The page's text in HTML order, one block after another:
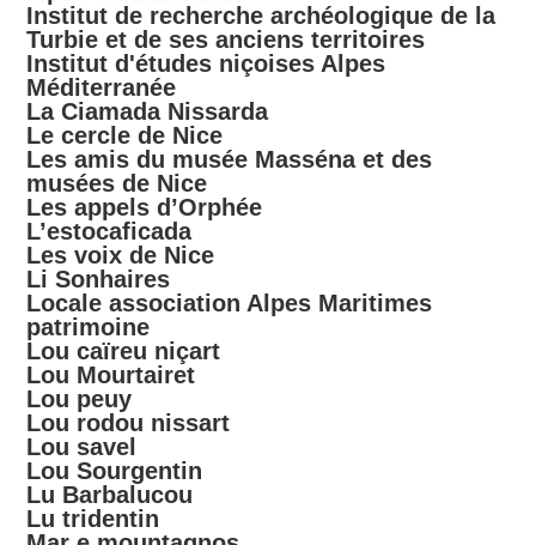
Institut de recherche archéologique de la
Turbie et de ses anciens territoires
Institut d'études niçoises Alpes
Méditerranée
La Ciamada Nissarda
Le cercle de Nice
Les amis du musée Masséna et des
musées de Nice
Les appels d’Orphée
L’estocaficada
Les voix de Nice
Li Sonhaires
Locale association Alpes Maritimes
patrimoine
Lou caïreu niçart
Lou Mourtairet
Lou peuy
Lou rodou nissart
Lou savel
Lou Sourgentin
Lu Barbalucou
Lu tridentin